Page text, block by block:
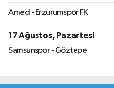
Amed - Erzurumspor FK
17 Ağustos, Pazartesi
Samsunspor - Göztepe